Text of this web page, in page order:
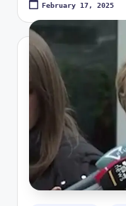
February 17, 2025